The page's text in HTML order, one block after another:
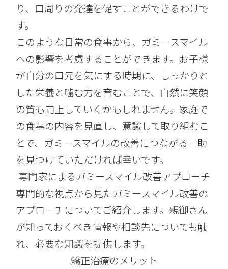
り、口周りの発達を促すことができるわけで
す。
このような日常の食事から、ガミースマイル
への影響を考慮することができます。お子様
が自分の口元を気にする時期に、しっかりと
した栄養と噛む力を育むことで、自然に笑顔
の質も向上していくかもしれません。家庭で
の食事の内容を見直し、意識して取り組むこ
とで、ガミースマイルの改善につながる一助
を見つけていただければ幸いです。
専門家によるガミースマイル改善アプローチ
専門的な視点から見たガミースマイル改善の
アプローチについてご紹介します。親御さん
が知っておくべき情報や相談先についても触
れ、必要な知識を提供します。
矯正治療のメリット